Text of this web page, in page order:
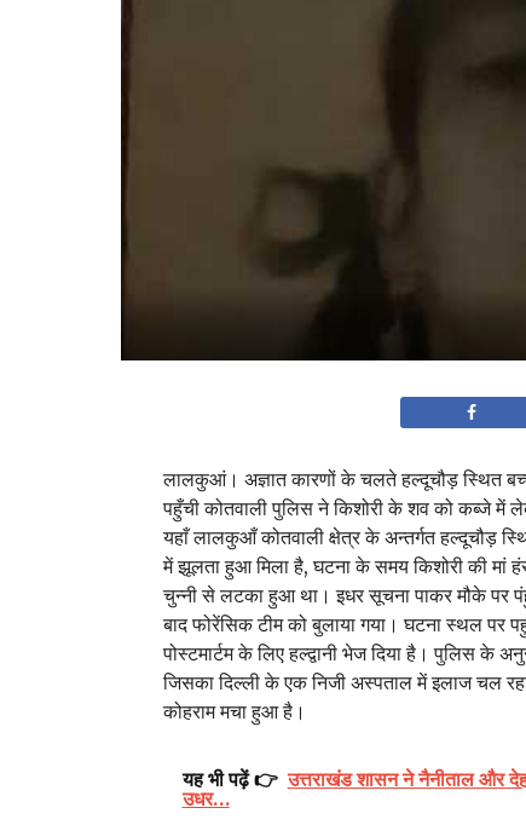
लालकुआं। अज्ञात कारणों के चलते हल्दूचौड़ स्थित
पहुँची कोतवाली पुलिस ने किशोरी के शव को कब्जे में
यहाँ लालकुआँ कोतवाली क्षेत्र के अन्तर्गत हल्दूचौड़
में झूलता हुआ मिला है, घटना के समय किशोरी की मां
चुन्नी से लटका हुआ था। इधर सूचना पाकर मौके पर
बाद फोरेंसिक टीम को बुलाया गया। घटना स्थल पर
पोस्टमार्टम के लिए हल्द्वानी भेज दिया है‌। पुलिस के
जिसका दिल्ली के एक निजी अस्पताल में इलाज चल
कोहराम मचा हुआ है।
यह भी पढ़ें 👉 उत्तराखंड शासन ने नैनीताल और
उधर…